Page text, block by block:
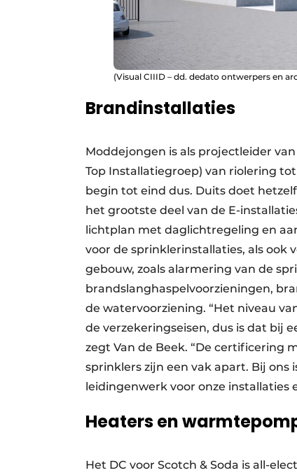
(Visual CIIID – dd. dedato ontwerpers en
Brandinstallaties
Moddejongen is als projectleider
Top Installatiegroep) van riolering
begin tot eind dus. Duits doet
het grootste deel van de E-
lichtplan met daglichtregeling en
voor de sprinklerinstallaties, als ook
gebouw, zoals alarmering van de
brandslanghaspelvoorzieningen,
de watervoorziening. “Het niveau
de verzekeringseisen, dus is dat bij
zegt Van de Beek. “De certificering
sprinklers zijn een vak apart. Bij ons
leidingenwerk voor onze installaties
Heaters en
Het DC voor Scotch & Soda is all-